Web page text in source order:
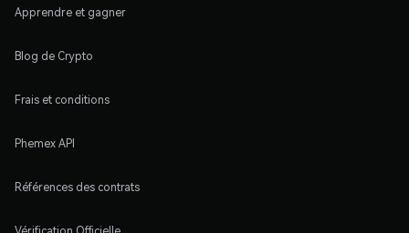
Apprendre et gagner
Blog de Crypto
Frais et conditions
Phemex API
Références des contrats